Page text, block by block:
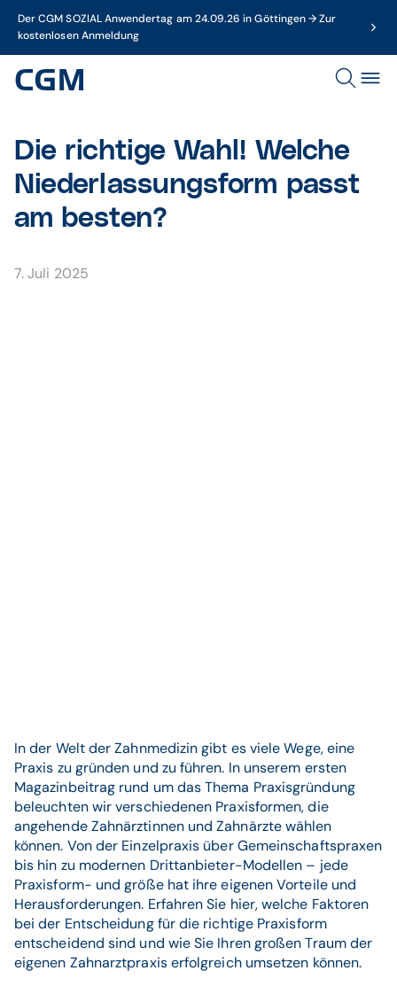
Der CGM SOZIAL Anwendertag am 24.09.26 in Göttingen → Zur
kostenlosen Anmeldung
Die richtige Wahl! Welche
Niederlassungsform passt
am besten?
7. Juli 2025
In der Welt der Zahnmedizin gibt es viele Wege, eine
Praxis zu gründen und zu führen. In unserem ersten
Magazinbeitrag rund um das Thema Praxisgründung
beleuchten wir verschiedenen Praxisformen, die
angehende Zahnärztinnen und Zahnärzte wählen
können. Von der Einzelpraxis über Gemeinschaftspraxen
bis hin zu modernen Drittanbieter-Modellen – jede
Praxisform- und größe hat ihre eigenen Vorteile und
Herausforderungen. Erfahren Sie hier, welche Faktoren
bei der Entscheidung für die richtige Praxisform
entscheidend sind und wie Sie Ihren großen Traum der
eigenen Zahnarztpraxis erfolgreich umsetzen können.